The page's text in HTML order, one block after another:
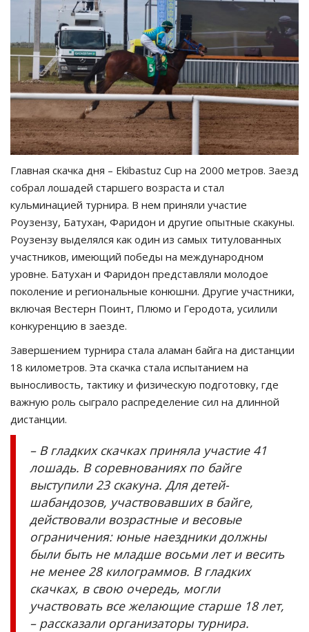
Главная скачка дня – Ekibastuz Cup на 2000 метров. Заезд
собрал лошадей старшего возраста и стал
кульминацией турнира. В нем приняли участие
Роузензу, Батухан, Фаридон и другие опытные скакуны.
Роузензу выделялся как один из самых титулованных
участников, имеющий победы на международном
уровне. Батухан и Фаридон представляли молодое
поколение и региональные конюшни. Другие участники,
включая Вестерн Поинт, Плюмо и Геродота, усилили
конкуренцию в заезде.
Завершением турнира стала аламан байга на дистанции
18 километров. Эта скачка стала испытанием на
выносливость, тактику и физическую подготовку, где
важную роль сыграло распределение сил на длинной
дистанции.
– В гладких скачках приняла участие 41
лошадь. В соревнованиях по байге
выступили 23 скакуна. Для детей-
шабандозов, участвовавших в байге,
действовали возрастные и весовые
ограничения: юные наездники должны
были быть не младше восьми лет и весить
не менее 28 килограммов. В гладких
скачках, в свою очередь, могли
участвовать все желающие старше 18 лет,
– рассказали организаторы турнира.